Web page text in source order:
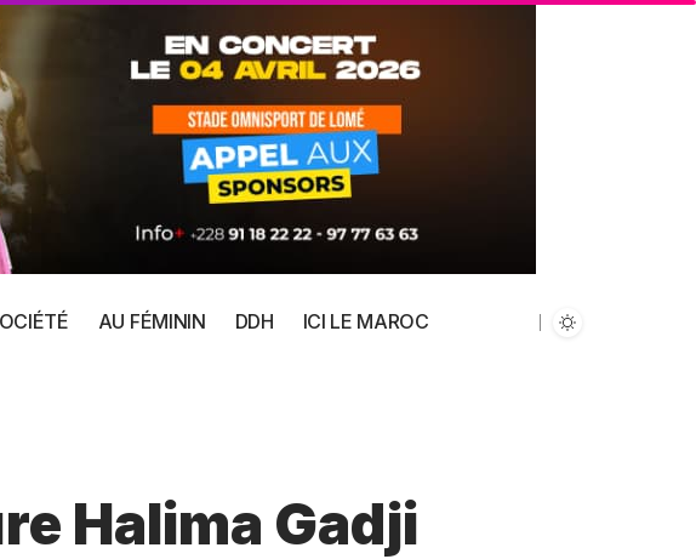
AU FÉMININ DDH ICI LE MAROC
Halima Gadji